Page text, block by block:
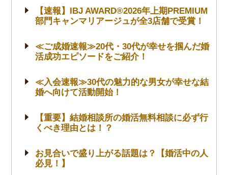
【速報】IBJ AWARD®2026年上期PREMIUM
部門キャンマリアージュが全3店舗で受賞！
≪ご成婚速報≫20代・30代が幸せを掴んだ婚
活成功エピソードをご紹介！
≪入会速報≫30代の魅力的な男女が幸せな結
婚へ向けて活動開始！
【重要】結婚相談所の婚活無料相談に必ず行
くべき理由とは！？
お見合いで盛り上がる話題は？【婚活中の人
必見！】